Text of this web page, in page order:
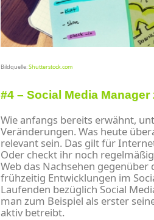
Bildquelle:Shutterstock.com
#4 – Social Media
Wie anfangs bereits erwähnt,
Veränderungen. Was heute
relevant sein. Das gilt für
Oder checkt ihr noch
Web das Nachsehen
frühzeitig Entwicklungen im
Laufenden bezüglich Social
man zum Beispiel als erster
aktiv betreibt.